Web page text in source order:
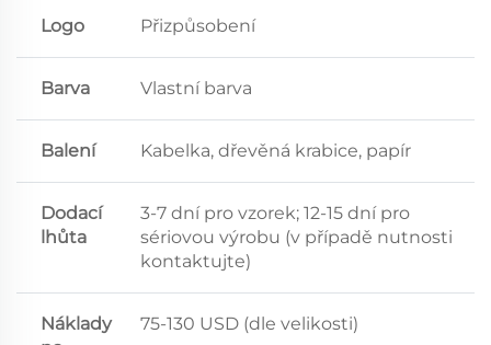
Logo Přizpůsobení
Barva Vlastní barva
Balení Kabelka, dřevěná krabice, papír
Dodací
lhůta
3-7 dní pro vzorek; 12-15 dní pro
sériovou výrobu (v případě nutnosti
kontaktujte)
Náklady
75-130 USD (dle velikosti)